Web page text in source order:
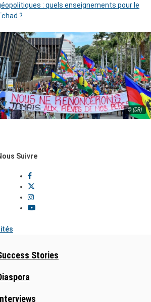
: quels enseignements pour le
?
© (DR)
Suivre
Stories